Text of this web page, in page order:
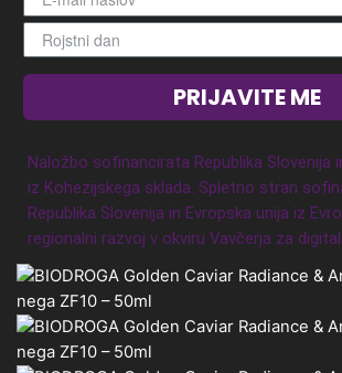
PRIJAVITE ME
Naložbo sofinancirata Republika Slovenija
iz Kohezijskega sklada. Spletno stran
Republika Slovenija in Evropska unija iz
regionalni razvoj v okviru Vavčerja za